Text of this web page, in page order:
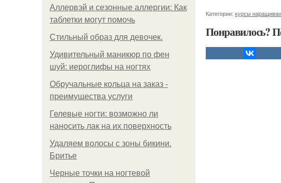
Аллервэй и сезонные аллергии: Как
таблетки могут помочь
Стильный образ для девочек.
Удивительный маникюр по фен
шуй: иероглифы на ногтях
Обручальные кольца на заказ -
преимущества услуги
Гелевые ногти: возможно ли
наносить лак на их поверхность
Удаляем волосы с зоны бикини.
Бритье
Черные точки на ногтевой
Категории: курсы
Понравилось?